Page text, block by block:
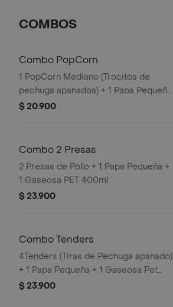
Balde de Salsa 100g
COMBOS
Combo PopCorn
1 PopCorn Mediano (Trocitos de
pechuga apanados) + 1 Papa Pequeña
+ 1 Gaseosa PET 400ml + 1 Blister de
$ 20.900
Combo 2 Presas
2 Presas de Pollo + 1 Papa Pequeña +
1 Gaseosa PET 400ml
$ 23.900
Combo Tenders
4Tenders (Tiras de Pechuga apanado)
+ 1 Papa Pequeña + 1 Gaseosa Pet
$ 23.900